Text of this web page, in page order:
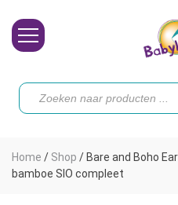
Toebehoren
Vrouw
Producten
zoeken
Home / Shop / Bare and Boho
bamboe SIO compleet